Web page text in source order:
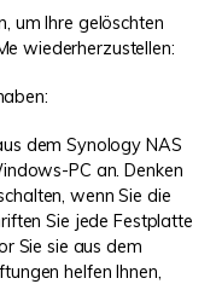
um Ihre gelöschten
wiederherzustellen:
dem Synology NAS
PC an. Denken
wenn Sie die
Sie jede Festplatte
Sie sie aus dem
helfen Ihnen,